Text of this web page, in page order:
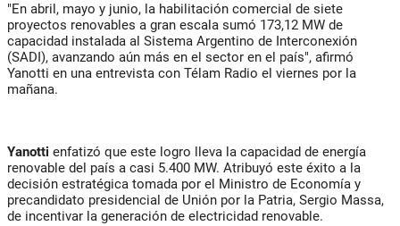
"En abril, mayo y junio, la habilitación comercial de siete
proyectos renovables a gran escala sumó 173,12 MW de
capacidad instalada al Sistema Argentino de Interconexión
(SADI), avanzando aún más en el sector en el país", afirmó
Yanotti en una entrevista con Télam Radio el viernes por la
mañana.
Yanotti enfatizó que este logro lleva la capacidad de energía
renovable del país a casi 5.400 MW. Atribuyó este éxito a la
decisión estratégica tomada por el Ministro de Economía y
precandidato presidencial de Unión por la Patria, Sergio Massa,
de incentivar la generación de electricidad renovable.